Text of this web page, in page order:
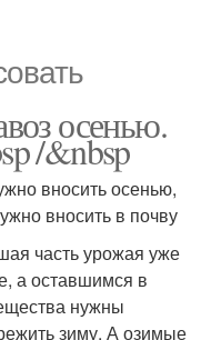
осенью.
/&nbsp
вносить осенью,
вносить в почву
часть урожая уже
а оставшимся в
нужны
зиму. А озимые